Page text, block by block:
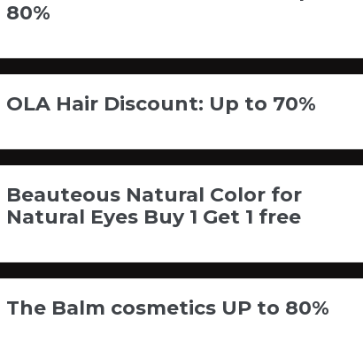
80%
OLA Hair Discount: Up to 70%
Beauteous Natural Color for
Natural Eyes Buy 1 Get 1 free
The Balm cosmetics UP to 80%